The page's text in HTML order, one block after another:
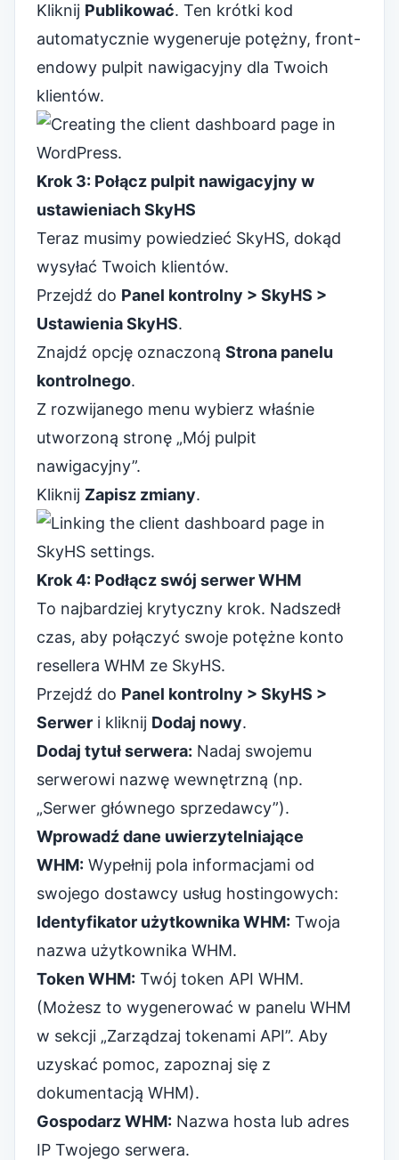
Kliknij Publikować. Ten krótki kod
automatycznie wygeneruje potężny, front-
endowy pulpit nawigacyjny dla Twoich
klientów.
Krok 3: Połącz pulpit nawigacyjny w
ustawieniach SkyHS
Teraz musimy powiedzieć SkyHS, dokąd
wysyłać Twoich klientów.
Przejdź do Panel kontrolny > SkyHS >
Ustawienia SkyHS.
Znajdź opcję oznaczoną Strona panelu
kontrolnego.
Z rozwijanego menu wybierz właśnie
utworzoną stronę „Mój pulpit
nawigacyjny”.
Kliknij Zapisz zmiany.
Krok 4: Podłącz swój serwer WHM
To najbardziej krytyczny krok. Nadszedł
czas, aby połączyć swoje potężne konto
resellera WHM ze SkyHS.
Przejdź do Panel kontrolny > SkyHS >
Serwer i kliknij Dodaj nowy.
Dodaj tytuł serwera: Nadaj swojemu
serwerowi nazwę wewnętrzną (np.
„Serwer głównego sprzedawcy”).
Wprowadź dane uwierzytelniające
WHM: Wypełnij pola informacjami od
swojego dostawcy usług hostingowych:
Identyfikator użytkownika WHM: Twoja
nazwa użytkownika WHM.
Token WHM: Twój token API WHM.
(Możesz to wygenerować w panelu WHM
w sekcji „Zarządzaj tokenami API”. Aby
uzyskać pomoc, zapoznaj się z
dokumentacją WHM).
Gospodarz WHM: Nazwa hosta lub adres
IP Twojego serwera.